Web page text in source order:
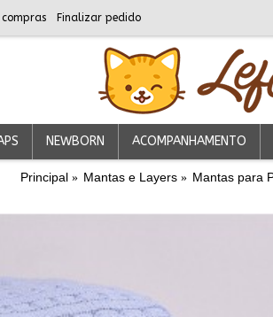
Finalizar pedido
NEWBORN ACOMPANHAMENTO
Principal Mantas e Layers Mantas para